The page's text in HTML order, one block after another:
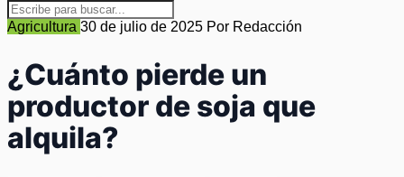
Agricultura 30 de julio de 2025 Por Redacción
¿Cuánto pierde un
productor de soja que
alquila?